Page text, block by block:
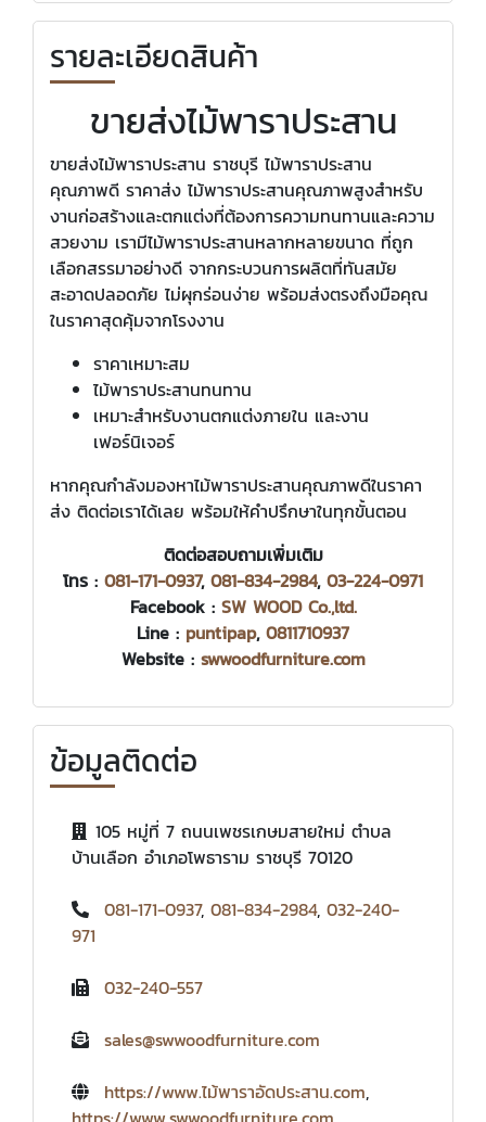
รายละเอียดสินค้า
ขายส่งไม้พาราประสาน
ขายส่งไม้พาราประสาน ราชบุรี ไม้พาราประสาน
คุณภาพดี ราคาส่ง ไม้พาราประสานคุณภาพสูงสำหรับ
งานก่อสร้างและตกแต่งที่ต้องการความทนทานและความ
สวยงาม เรามีไม้พาราประสานหลากหลายขนาด ที่ถูก
เลือกสรรมาอย่างดี จากกระบวนการผลิตที่ทันสมัย
สะอาดปลอดภัย ไม่ผุกร่อนง่าย พร้อมส่งตรงถึงมือคุณ
ในราคาสุดคุ้มจากโรงงาน
ราคาเหมาะสม
ไม้พาราประสานทนทาน
เหมาะสำหรับงานตกแต่งภายใน และงาน
เฟอร์นิเจอร์
หากคุณกำลังมองหาไม้พาราประสานคุณภาพดีในราคา
ส่ง ติดต่อเราได้เลย พร้อมให้คำปรึกษาในทุกขั้นตอน
ติดต่อสอบถามเพิ่มเติม
โทร : 081-171-0937, 081-834-2984, 03-224-0971
Facebook : SW WOOD Co.,ltd.
Line : puntipap, 0811710937
Website : swwoodfurniture.com
ข้อมูลติดต่อ
105 หมู่ที่ 7 ถนนเพชรเกษมสายใหม่ ตำบล
บ้านเลือก อำเภอโพธาราม ราชบุรี 70120
081-171-0937, 081-834-2984, 032-240-
971
032-240-557
sales@swwoodfurniture.com
https://www.ไม้พาราอัดประสาน.com,